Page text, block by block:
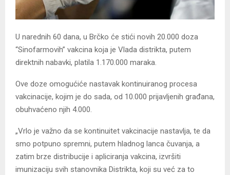
U narednih 60 dana, u Brčko će stići novih 20.000 doza
“Sinofarmovih” vakcina koja je Vlada distrikta, putem
direktnih nabavki, platila 1.170.000 maraka.
Ove doze omogućiće nastavak kontinuiranog procesa
vakcinacije, kojim je do sada, od 10.000 prijavljenih građana,
obuhvaćeno njih 4.000.
„Vrlo je važno da se kontinuitet vakcinacije nastavlja, te da
smo potpuno spremni, putem hladnog lanca čuvanja, a
zatim brze distribucije i apliciranja vakcina, izvršiti
imunizaciju svih stanovnika Distrikta, koji su već za to